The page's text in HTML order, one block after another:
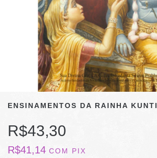
ENSINAMENTOS DA RAINHA KUNTI
R$43,30
R$41,14 COM PIX